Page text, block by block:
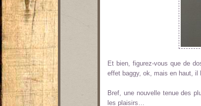
Et bien, figurez-vous que de
effet baggy, ok, mais en haut, il
Bref, une nouvelle tenue des
les plaisirs…